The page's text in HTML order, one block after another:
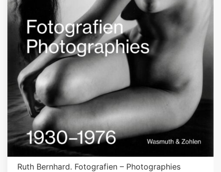
Ruth Bernhard. Fotografien – Photographies